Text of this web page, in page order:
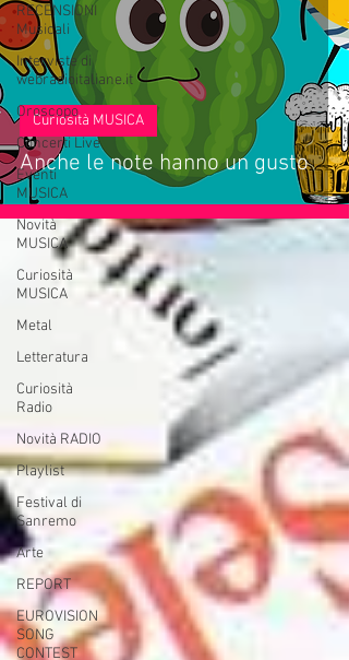
RECENSIONI
Musicali
Interviste di
webradioitaliane.it
Oroscopo
Concerti Live
Eventi
MUSICA
Novità
MUSICA
Curiosità
MUSICA
Metal
Letteratura
Curiosità
Radio
Novità RADIO
Playlist
Festival di
Sanremo
Arte
REPORT
EUROVISION
SONG
CONTEST
Anche le note hanno un gusto
Curiosità MUSICA